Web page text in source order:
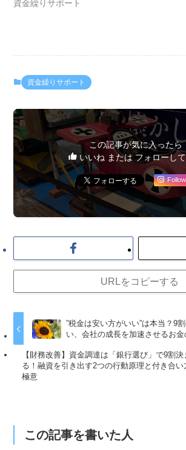
資金繰りサポート
資金繰りサポート
この記事が気に入ったら
いいね または フォローし
URLをコピーする
”税金は安い方がいい”は本当？9
い、会社の成長を加速させるお
【財務改善】資金調達は「銀行選び」で9割決
る！融資を引き出す2つの行動原理と付き合い
極意
この記事を書いた人